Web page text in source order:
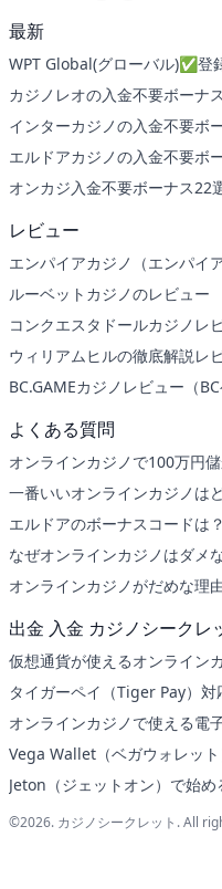
最新
WPT Global(グローバル)✅登
カジノレオの入金不要ボーナ
【賭け条件なし】
インターカジノの入金不要ボ
【2024年最新】
エルドアカジノの入金不要ボ
方も紹介
オンカジ入金不要ボーナス22
レビュー
エンパイアカジノ（エンパイ
ルーベットカジノのレビュー
コンクエスタドールカジノレ
ウィリアムヒルの徹底解説レ
BC.GAMEカジノレビュー（BC
よくある質問
オンラインカジノで100万円
一番いいオンラインカジノは
エルドアのボーナスコードは？
なぜオンラインカジノはダメ
オンラインカジノがだめな理
出金 入金 カジノシークレ
仮想通貨が使えるオンライン
ド
タイガーペイ（Tiger Pay）
ら入出金方法まで解説
オンラインカジノで使える電
ラ）」完全ガイド
Vega Wallet（ベガウォレッ
済サービスを徹底解説！
Jeton（ジェットオン）で始
©2026. カジノシークレット. All